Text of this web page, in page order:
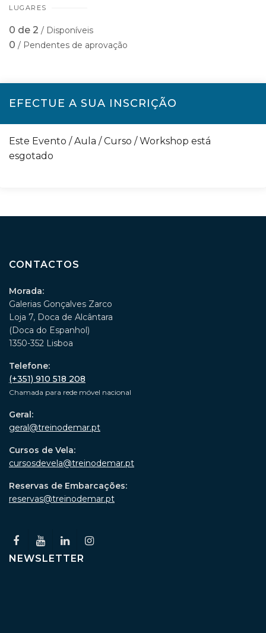
LUGARES
0 de 2 / Disponíveis
0 / Pendentes de aprovação
EFECTUE A SUA INSCRIÇÃO
Este Evento / Aula / Curso / Workshop está
esgotado
CONTACTOS
Morada:
Galerias Gonçalves Zarco
Loja 7, Doca de Alcântara
(Doca do Espanhol)
1350-352 Lisboa
Telefone:
(+351) 910 518 208
Chamada para rede móvel nacional
Geral:
geral@treinodemar.pt
Cursos de Vela:
cursosdevela@treinodemar.pt
Reservas de Embarcações:
reservas@treinodemar.pt
NEWSLETTER